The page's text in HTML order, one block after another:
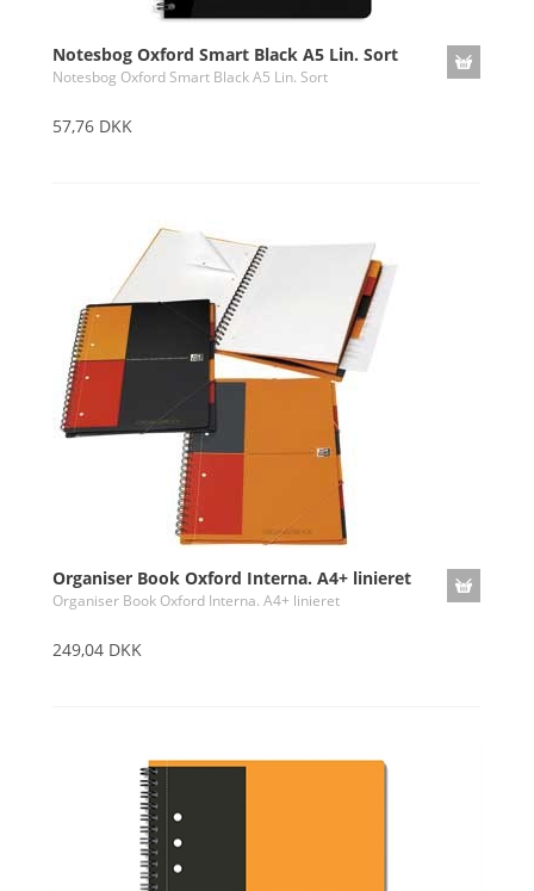
Notesbog Oxford Smart Black A5 Lin. Sort
Notesbog Oxford Smart Black A5 Lin. Sort
57,76 DKK
Organiser Book Oxford Interna. A4+ linieret
Organiser Book Oxford Interna. A4+ linieret
249,04 DKK